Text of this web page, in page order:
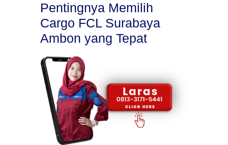
Pentingnya Memilih
Cargo FCL Surabaya
Ambon yang Tepat